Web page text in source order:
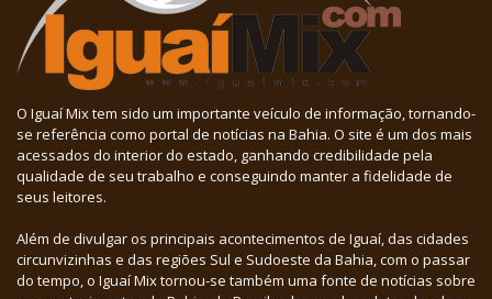
O Iguaí Mix tem sido um importante veículo de informação, tornando-
se referência como portal de notícias na Bahia. O site é um dos mais
acessados do interior do estado, ganhando credibilidade pela
qualidade de seu trabalho e conseguindo manter a fidelidade de
seus leitores.
Além de divulgar os principais acontecimentos de Iguaí, das cidades
circunvizinhas e das regiões Sul e Sudoeste da Bahia, com o passar
do tempo, o Iguaí Mix tornou-se também uma fonte de notícias sobre